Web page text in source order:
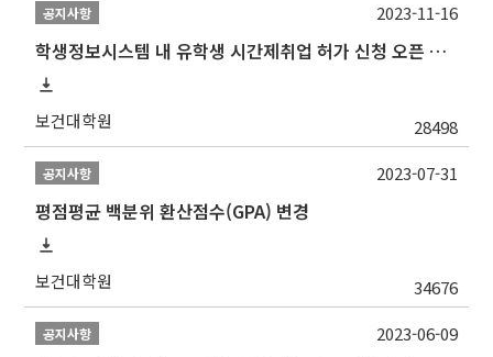
공지사항
학생정보시스템 내 유학생 시간제취업 허가 신청 오픈 안내
보건대학원 28498
2023-11-16
공지사항
평점평균 백분위 환산점수(GPA) 변경
보건대학원 34676
2023-07-31
공지사항 2023-06-09